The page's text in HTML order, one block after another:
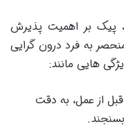
پیک بر اهمیت پذیرش
به فرد درون گرایی
هایی مانند:
از عمل، به دقت